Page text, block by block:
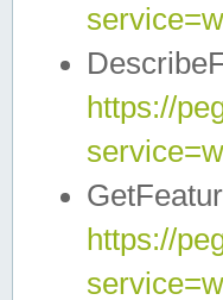
https://
https://